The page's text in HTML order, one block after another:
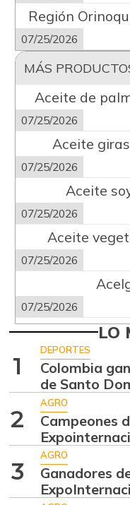
Región
07/25/2026
MÁS
Aceite de
07/25/2026
Aceite
07/25/2026
Aceite
07/25/2026
Aceite
07/25/2026
07/25/2026
Aguacate
07/25/2026
Aguacate
07/25/2026
07/25/2026
LO
1
DEPORTES
Colombia
de Santo
2
AGRO
Campeones
3
AGRO
Ganadores